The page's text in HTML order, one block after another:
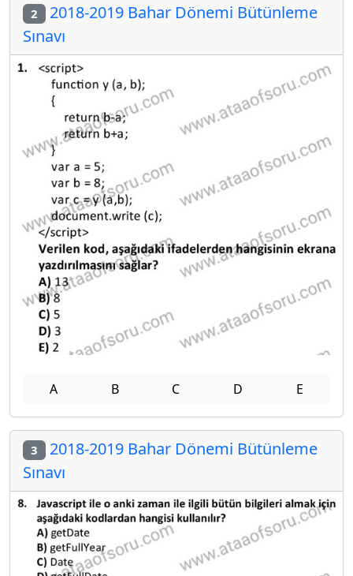
2 2018-2019 Bahar Dönemi Bütünleme
Sınavı
A B C D E
3 2018-2019 Bahar Dönemi Bütünleme
Sınavı